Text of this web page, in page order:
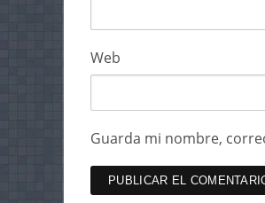
Web
Guarda mi nombre,